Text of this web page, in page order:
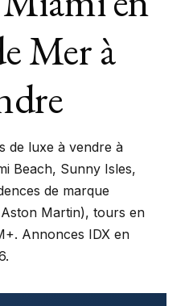
Mer à
de luxe à vendre à
Beach, Sunny Isles,
de marque
Martin), tours en
Annonces IDX en